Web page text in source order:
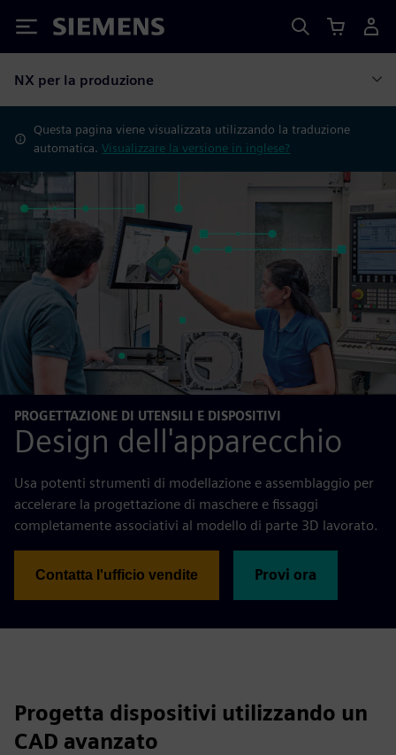
Siemens
NX per la produzione
Questa pagina viene visualizzata utilizzando la traduzione
automatica.Visualizzare la versione in inglese?
PROGETTAZIONE DI UTENSILI E DISPOSITIVI
Design dell'apparecchio
Usa potenti strumenti di modellazione e assemblaggio per
accelerare la progettazione di maschere e fissaggi
completamente associativi al modello di parte 3D lavorato.
Contatta l'ufficio vendite Provi ora
Progetta dispositivi utilizzando un
CAD avanzato